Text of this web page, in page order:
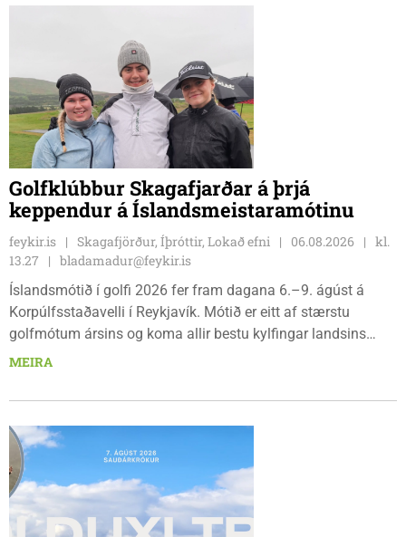
Golfklúbbur Skagafjarðar á þrjá
keppendur á Íslandsmeistaramótinu
feykir.is Skagafjörður, Íþróttir, Lokað efni 06.08.2026
kl.
13.27
bladamadur@feykir.is
Íslandsmótið í golfi 2026 fer fram dagana 6.–9. ágúst á
Korpúlfsstaðavelli í Reykjavík. Mótið er eitt af stærstu
golfmótum ársins og koma allir bestu kylfingar landsins
saman til að sýna hæfileika sína. Golfklúbbur Skagafjarðar
Dagbjörtu Sísí Einarsdóttur, sem er nýkrýndur klúbbmeistari
MEIRA